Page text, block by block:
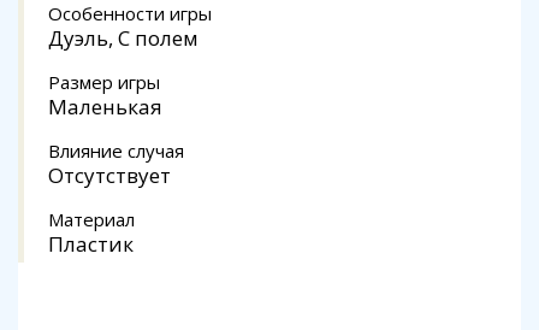
Особенности игры
Дуэль, С полем
Размер игры
Маленькая
Влияние случая
Отсутствует
Материал
Пластик